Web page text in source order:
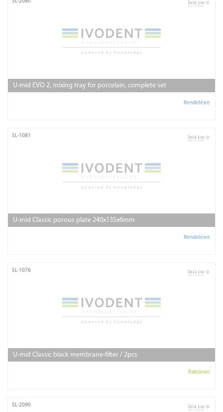
SL-2080
U-mid EVO 2, mixing tray for porcelain, complete set
Rendelésre
SL-1081
U-mid Classic porous plate 240x135x6mm
Rendelésre
SL-1076
U-mid Classic black membrane-filter / 2pcs
Raktáron!
SL-2090